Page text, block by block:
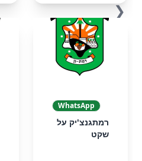
❮
WhatsApp
רמתגנצ'יק על
שקט